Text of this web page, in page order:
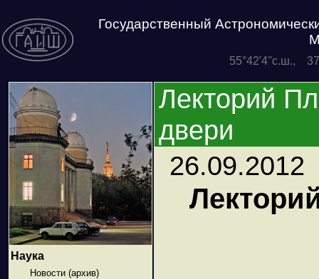
Государственный
55°42'4''с.ш.,
Наука
Новости (архив)
Лекторий
двери
26.09.2012